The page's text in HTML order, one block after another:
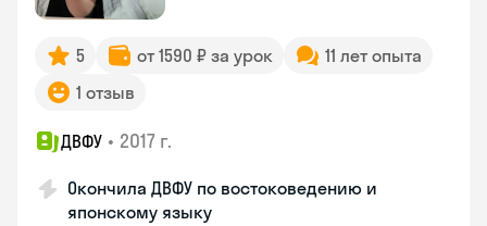
5 от 1590 ₽ за урок
11 лет опыта
1 отзыв
ДВФУ • 2017 г.
Окончила ДВФУ по востоковедению и
японскому языку